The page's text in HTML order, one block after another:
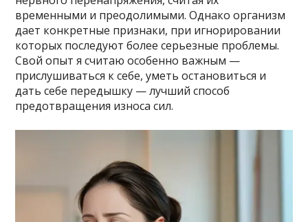
временными и преодолимыми. Однако организм
дает конкретные признаки, при игнорировании
которых последуют более серьезные проблемы.
Свой опыт я считаю особенно важным —
прислушиваться к себе, уметь остановиться и
дать себе передышку — лучший способ
предотвращения износа сил.